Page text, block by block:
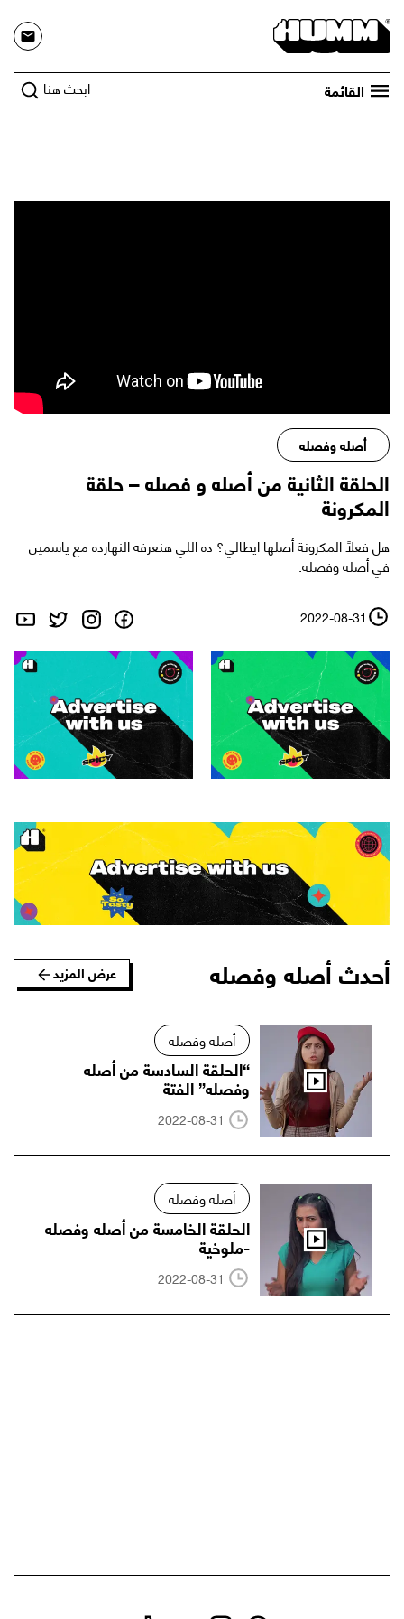
القائمة ابحث هنا
أصله وفصله
الحلقة الثانية من أصله و فصله – حلقة
المكرونة
هل فعلاً المكرونة أصلها ايطالي؟ ده اللي هنعرفه النهارده مع ياسمين
في أصله وفصله.
2022-08-31
أحدث أصله وفصله عرض المزيد
أصله وفصله
“الحلقة السادسة من أصله
وفصله” الفتة
2022-08-31
أصله وفصله
الحلقة الخامسة من أصله وفصله
-ملوخية
2022-08-31